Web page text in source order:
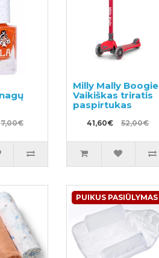
7,00€
Milly Mally Boogie
Vaikiškas triratis
paspirtukas
41,60€ 52,00€
PUIKUS PASIŪLYMAS